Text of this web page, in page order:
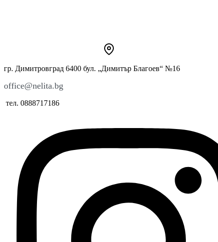
гр. Димитровград 6400 бул. „Димитър Благоев“ №16
office@nelita.bg
тел. 0888717186